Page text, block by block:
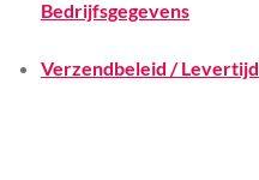
Bedrijfsgegevens
Verzendbeleid / Levertijd